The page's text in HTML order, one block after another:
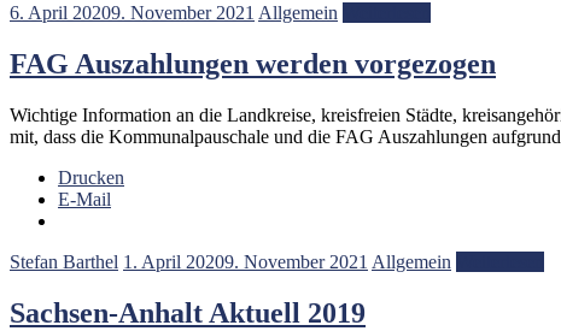
6. April 20209. November 2021 Allgemein
FAG Auszahlungen werden vorgezogen
Wichtige Information an die Landkreise, kreisfreien Städte,
mit, dass die Kommunalpauschale und die FAG Auszahlungen
Drucken
E-Mail
Stefan Barthel 1. April 20209. November 2021 Allgemein
Sachsen-Anhalt Aktuell 2019